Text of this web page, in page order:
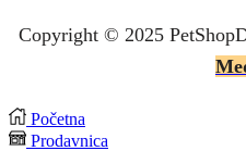
Copyright © 2025 P
Početna
Prodavnica